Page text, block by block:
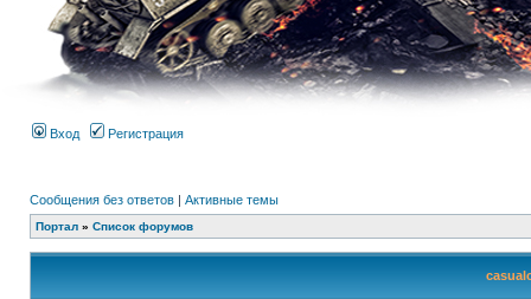
Вход Регистрация
Сообщения без ответов | Активные темы
Портал » Список форумов